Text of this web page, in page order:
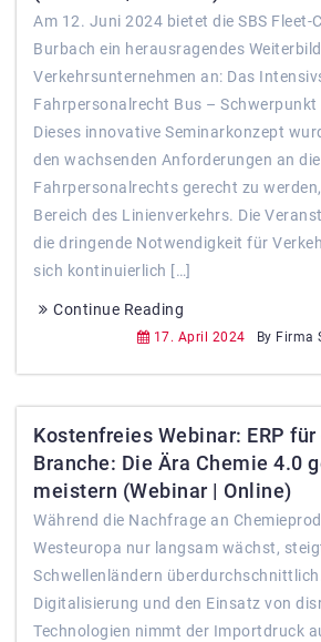
Am 12. Juni 2024 bietet die SBS Fleet-
Burbach ein herausragendes
Verkehrsunternehmen an: Das
Fahrpersonalrecht Bus – Schwerpunkt
Dieses innovative Seminarkonzept
den wachsenden Anforderungen an
Fahrpersonalrechts gerecht zu
Bereich des Linienverkehrs. Die
die dringende Notwendigkeit für
sich kontinuierlich […]
Continue Reading
17. April 2024 By Firma
Kostenfreies Webinar: ERP
Branche: Die Ära Chemie 4.0
meistern (Webinar | Online)
Während die Nachfrage an
Westeuropa nur langsam wächst,
Schwellenländern
Digitalisierung und den Einsatz von
Technologien nimmt der Importdruck